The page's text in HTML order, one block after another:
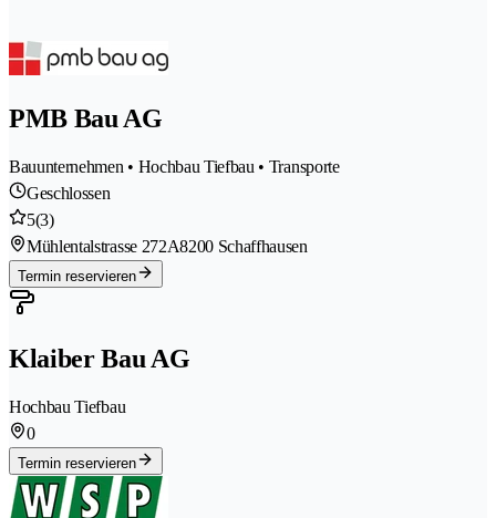
PMB Bau AG
Bauunternehmen • Hochbau Tiefbau • Transporte
Geschlossen
5(3)
Mühlentalstrasse 272A8200 Schaffhausen
Termin reservieren
Klaiber Bau AG
Hochbau Tiefbau
0
Termin reservieren